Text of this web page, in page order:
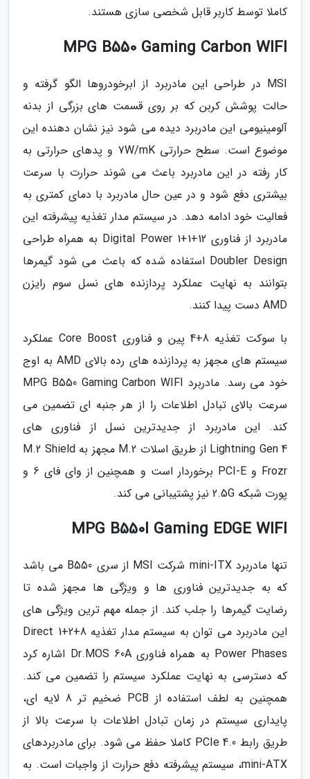
کاملا توسط کاربر قابل شخصی سازی هستند.
MPG B550 Gaming Carbon WIFI
MSI در طراحی این مادربرد از ابرخودروها الگو گرفته و
حالت پوشش کربن که بر روی قسمت های بزرگی از بدنه
آلومینیومی این مادربرد دیده می شود نیز نشان دهنده این
موضوع است. سطح حرارتی 7W/mK و پدهای حرارتی به
کار رفته در این مادربرد باعث می شوند حرارت با سرعت
بیشتری دفع شود و در عین حال مادربرد با دمای کمتری به
فعالیت خود ادامه دهد. در سیستم مدار تغذیه پیشرفته این
مادربرد از فناوری 12+1+1 Digital Power به همراه طراحی
Doubler Design استفاده شده که باعث می شود گیمرها
بتوانند به نهایت عملکرد پردازنده های نسل سوم رایزن
AMD دست پیدا کنند.
با سوکت تغذیه 8+4 پین و فناوری Core Boost عملکرد
سیستم های مجهز به پردازنده های رده بالای AMD به اوج
خود می رسد. مادربرد MPG B550 Gaming Carbon WIFI
سرعت بالای تبادل اطلاعات را از هر جنبه ای تضمین می
کند. این مادربرد از جدیدترین نسل از فناوری های
Lightning Gen 4 از طریق اسلات M.2 مجهز به M.2 Shield
Frozr و PCI-E برخوردار است و همچنین از وای فای 6 و
پورت شبکه 2.5G نیز پشتیبانی می کند.
MPG B550I Gaming EDGE WIFI
تنها مادربرد mini-ITX شرکت MSI از سری B550 می باشد
که به جدیدترین فناوری ها و ویژگی ها مجهز شده تا
رضایت گیمرها را جلب کند. از جمله مهم ترین ویژگی های
این مادربرد می توان به سیستم مدار تغذیه 8+2+1 Direct
Power Phases به همراه فناوری Dr.MOS 60A اشاره کرد
که دسترسی به نهایت عملکرد سیستم را تضمین می کند.
همچنین به لطف استفاده از PCB ضخیم تر 8 لایه ای،
پایداری سیستم در زمان تبادل اطلاعات با سرعت بالا از
طریق رابط PCIe 4.0 کاملا حفظ می شود. برای مادربردهای
mini-ATX، سیستم پیشرفته دفع حرارت از واجبات است. به